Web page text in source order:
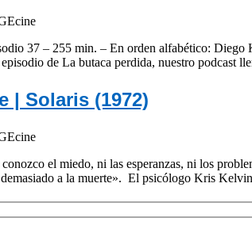
37 – 255 min. – En orden alfabético: Diego
de La butaca perdida, nuestro podcast
| Solaris (1972)
el miedo, ni las esperanzas, ni los
demasiado a la muerte». El psicólogo Kris